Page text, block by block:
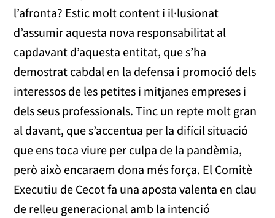
l’afronta? Estic molt content i il·lusionat
d’assumir aquesta nova responsabilitat al
capdavant d’aquesta entitat, que s’ha
demostrat cabdal en la defensa i promoció dels
interessos de les petites i mitjanes empreses i
dels seus professionals. Tinc un repte molt gran
al davant, que s’accentua per la difícil situació
que ens toca viure per culpa de la pandèmia,
però això encaraem dona més força. El Comitè
Executiu de Cecot fa una aposta valenta en clau
de relleu generacional amb la intenció